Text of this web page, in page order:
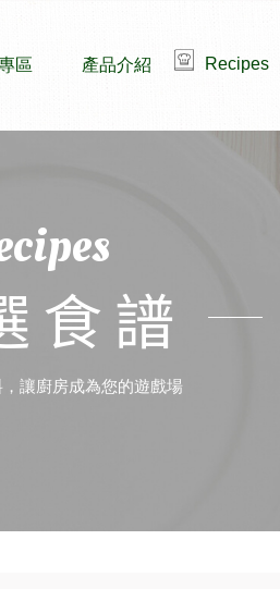
區 產品介紹 Recipes
食譜
讓廚房成為您的遊戲場